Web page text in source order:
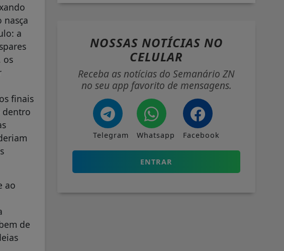
nasça
a
os
finais
dentro
ao
de
NOSSAS NOTÍCIAS NO
CELULAR
Receba as notícias do Semanário ZN
no seu app favorito de mensagens.
Telegram Whatsapp Facebook
ENTRAR